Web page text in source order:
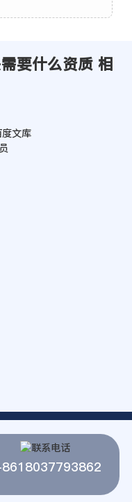
要什么资质 相
文库